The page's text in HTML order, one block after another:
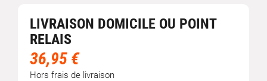
LIVRAISON DOMICILE OU POINT
RELAIS
36,95 €
Hors frais de livraison